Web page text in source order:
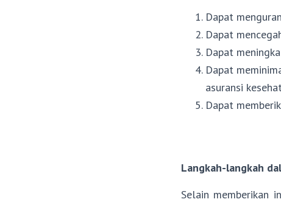
Dapat
Dapat
Dapat
Dapat
asuransi
Dapat
Langkah-langkah
Selain memberikan